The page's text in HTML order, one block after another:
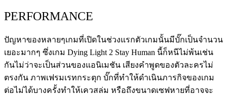
PERFORMANCE
ปัญหาของหลายๆเกมที่เปิดในช่วงแรกตัวเกมนั้นมีบั๊กเป็นจำนวน
เยอะมากๆ ซึ่งเกม Dying Light 2 Stay Human นี้ก็หนีไม่พ้นเช่น
กันไม่ว่าจะเป็นส่วนของแอนิเมชัน เสียงคำพูดของตัวละครไม่
ตรงกัน ภาพเฟรมเรทกระตุก บั๊กที่ทำให้ดำเนินภารกิจของเกม
ต่อไม่ได้บางครั้งทำให้เควสล่ม หรือถึงขนาดเซฟหายที่อาจจะ